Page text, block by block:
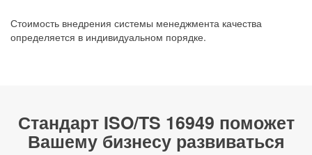
Стоимость внедрения системы менеджмента качества
определяется в индивидуальном порядке.
Стандарт ISO/TS 16949 поможет
Вашему бизнесу развиваться